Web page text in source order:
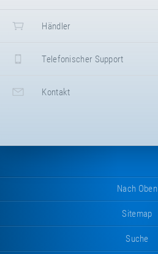
Händler
Telefonischer Support
Kontakt
Nach Oben
Sitemap
Suche